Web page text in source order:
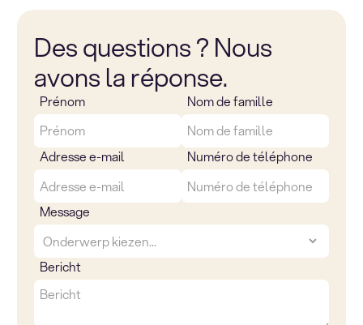
Des questions ? Nous
avons la réponse.
Prénom Nom de famille
Adresse e-mail Numéro de téléphone
Message
Bericht